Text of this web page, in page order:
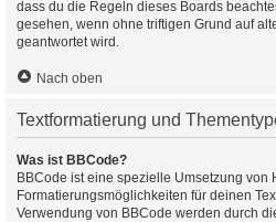
dass du die Regeln dieses Boards
gesehen, wenn ohne triftigen Grund auf
geantwortet wird.
Nach oben
Textformatierung und
Was ist BBCode?
BBCode ist eine spezielle Umsetzung von
Formatierungsmöglichkeiten für deinen
Verwendung von BBCode werden durch